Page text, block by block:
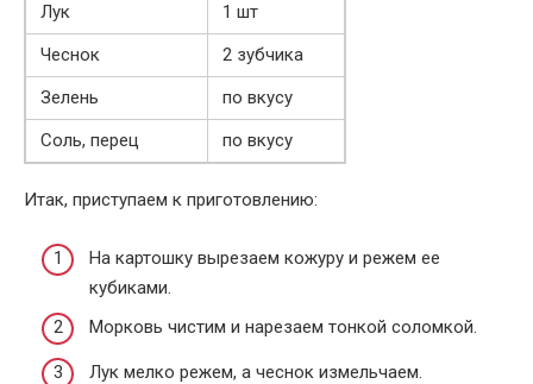
Лук
1 шт
Чеснок
2 зубчика
Зелень
по вкусу
Соль, перец
по вкусу
Итак, приступаем к приготовлению:
На картошку вырезаем кожуру и режем ее
кубиками.
Морковь чистим и нарезаем тонкой соломкой.
Лук мелко режем, а чеснок измельчаем.